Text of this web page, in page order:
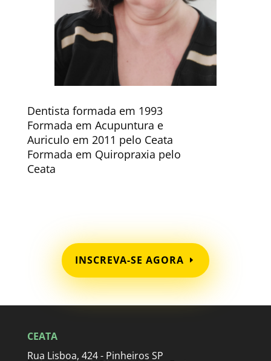
Dentista formada em 1993
Formada em Acupuntura e
Auriculo em 2011 pelo Ceata
Formada em Quiropraxia pelo
Ceata
INSCREVA-SE AGORA
CEATA
Rua Lisboa, 424 - Pinheiros SP